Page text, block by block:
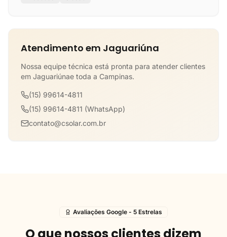
Atendimento em Jaguariúna
Nossa equipe técnica está pronta para atender clientes
em Jaguariúnae toda a Campinas.
(15) 99614-4811
(15) 99614-4811 (WhatsApp)
contato@csolar.com.br
Avaliações Google - 5 Estrelas